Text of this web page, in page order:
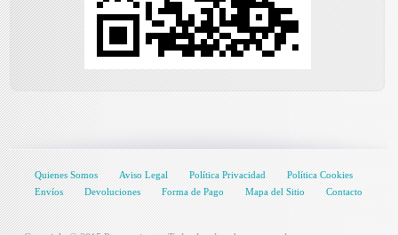
Quienes Somos Aviso Legal Política Privacidad
Política Cookies
Envíos
Devoluciones Forma de Pago Mapa del Sitio Contacto